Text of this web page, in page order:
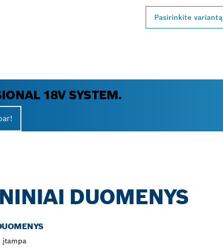
Pasirinkite variantą
18V SYSTEM.
DUOMENYS
įtampa